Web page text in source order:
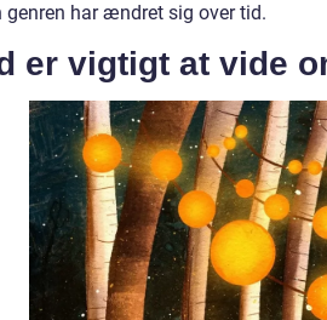
genren har ændret sig over tid.
er vigtigt at vide